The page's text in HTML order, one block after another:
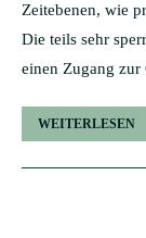
Zeitebenen, wie
Die teils sehr
einen Zugang zur
WEITERLESEN